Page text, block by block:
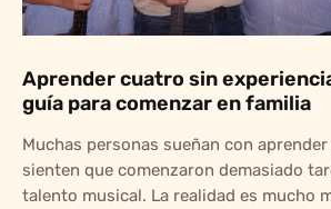
Aprender cuatro sin
guía para comenzar en familia
Muchas personas sueñan con
sienten que comenzaron demasiado
talento musical. La realidad es mucho